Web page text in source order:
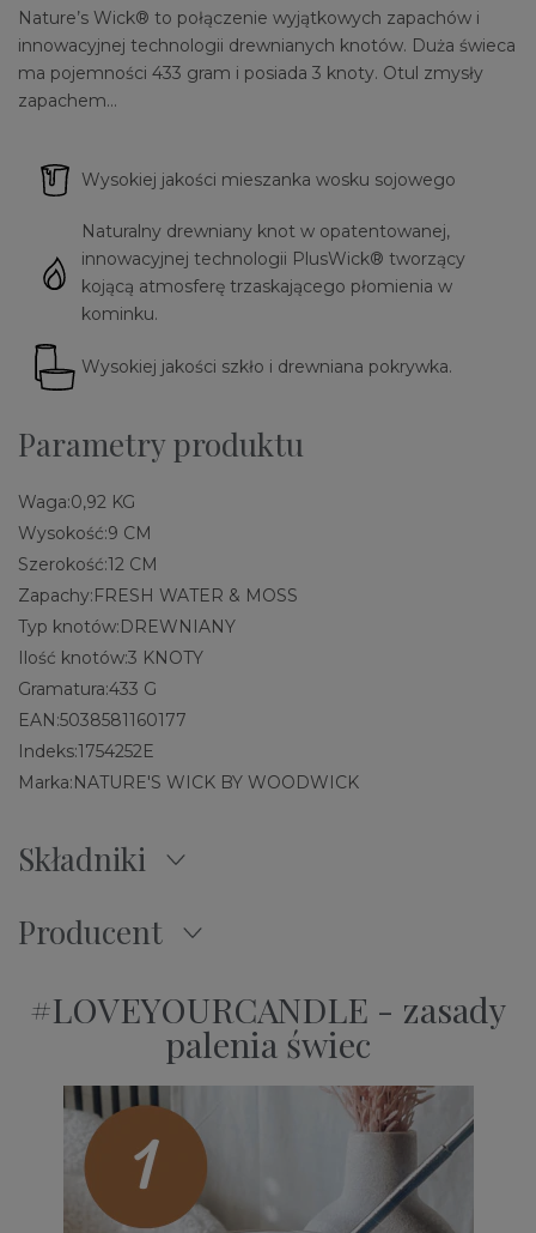
Nature’s Wick® to połączenie wyjątkowych zapachów i
innowacyjnej technologii drewnianych knotów. Duża świeca
ma pojemności 433 gram i posiada 3 knoty. Otul zmysły
zapachem…
Wysokiej jakości mieszanka wosku sojowego
Naturalny drewniany knot w opatentowanej,
innowacyjnej technologii PlusWick® tworzący
kojącą atmosferę trzaskającego płomienia w
kominku.
Wysokiej jakości szkło i drewniana pokrywka.
Parametry produktu
Waga:0,92 KG
Wysokość:9 CM
Szerokość:12 CM
Zapachy:FRESH WATER & MOSS
Typ knotów:DREWNIANY
Ilość knotów:3 KNOTY
Gramatura:433 G
EAN:5038581160177
Indeks:1754252E
Marka:NATURE'S WICK BY WOODWICK
Składniki
Producent
#LOVEYOURCANDLE - zasady
palenia świec​